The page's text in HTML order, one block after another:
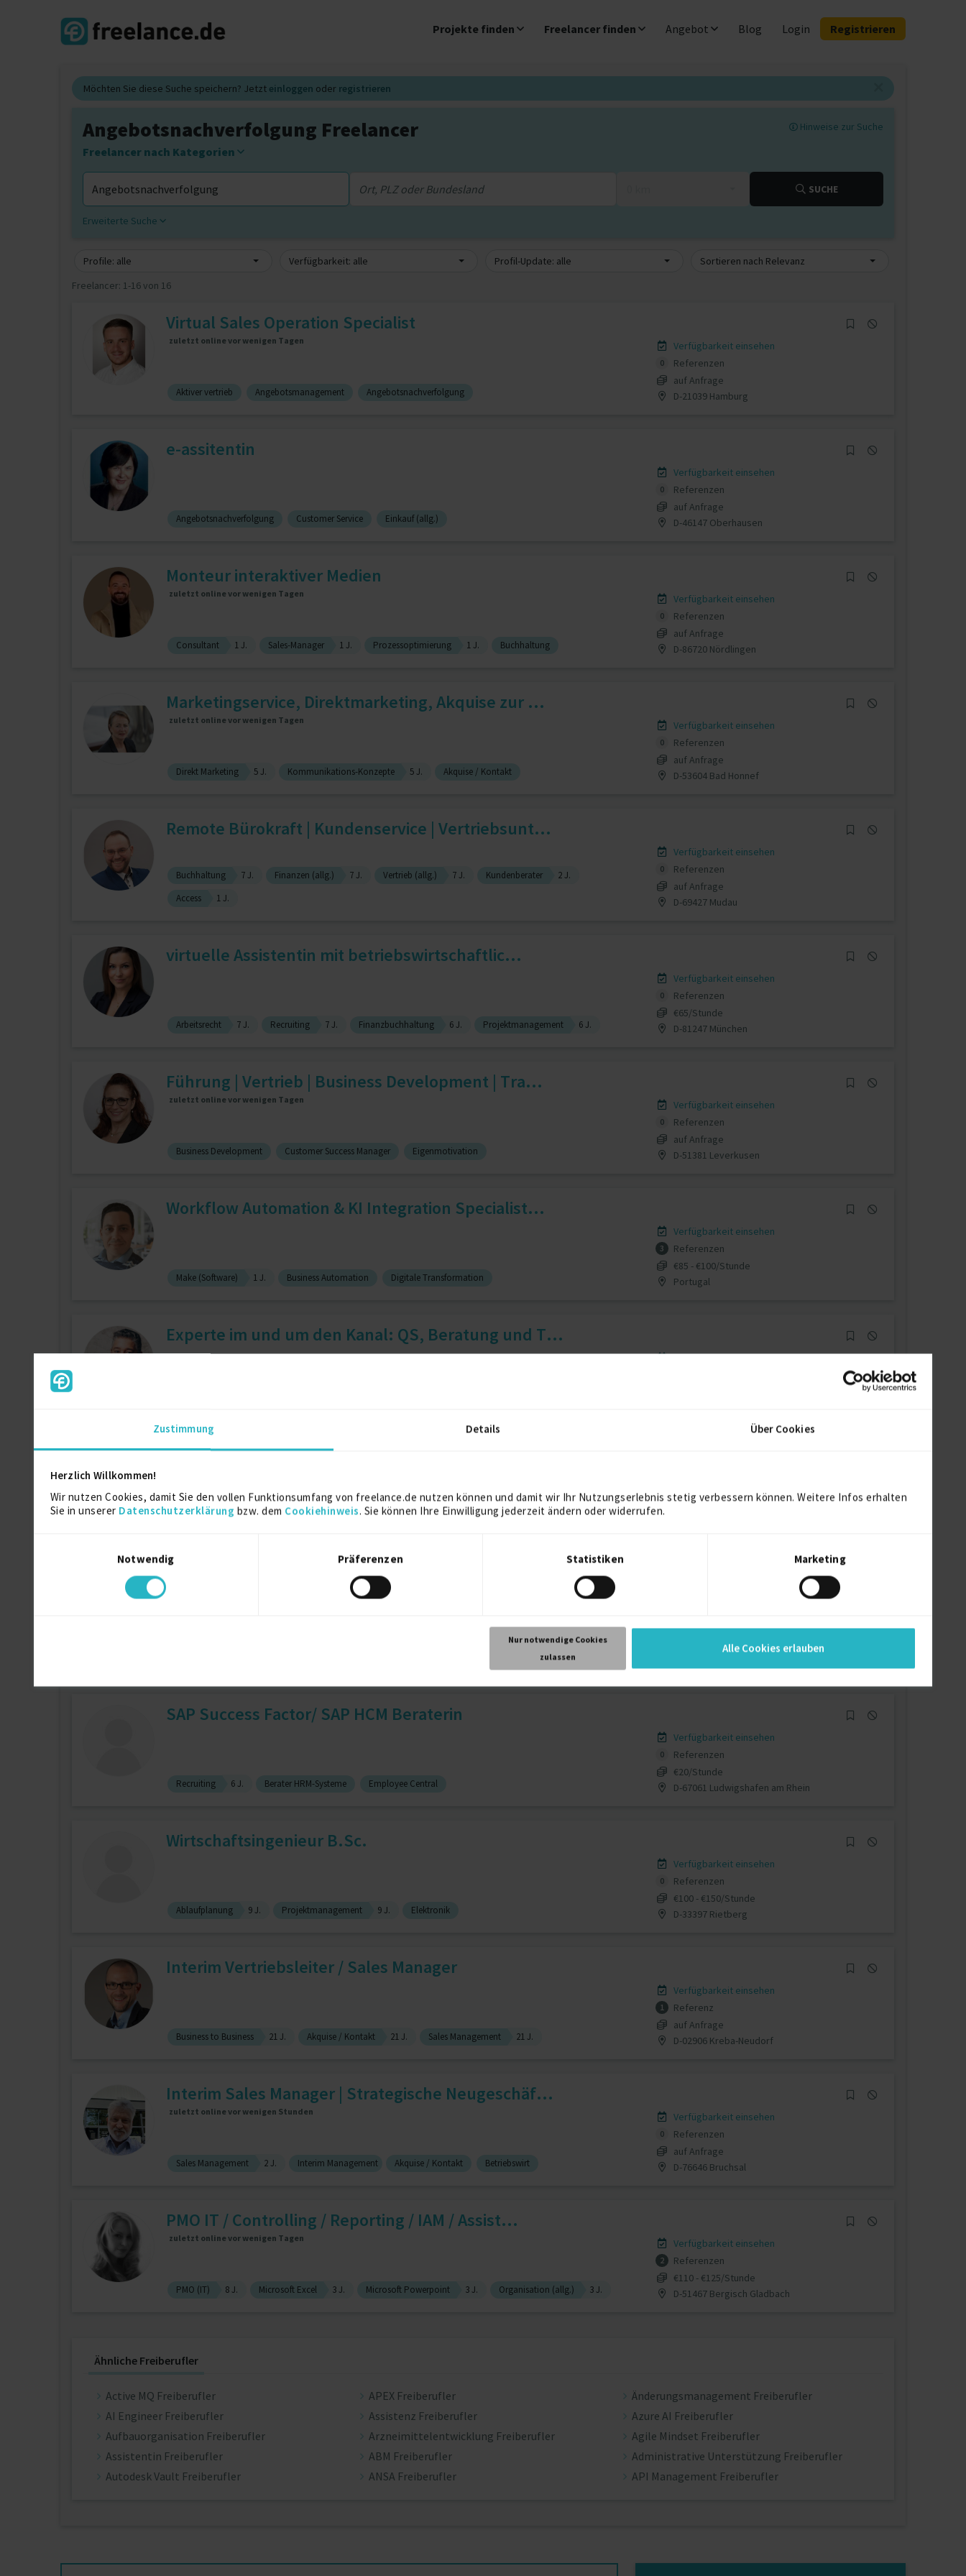
Zustimmung Details Über Cookies
Herzlich Willkommen!
Wir nutzen Cookies, damit Sie den vollen Funktionsumfang von freelance.de nutzen können und damit wir Ihr Nutzungserlebnis stetig verbessern können. Weitere Infos erhalten
Sie in unserer Datenschutzerklärung bzw. dem Cookiehinweis. Sie können Ihre Einwilligung jederzeit ändern oder widerrufen.
Notwendig
Präferenzen Statistiken Marketing
Nur notwendige Cookies
zulassen
Alle Cookies erlauben
Projekte finden Freelancer finden Angebot Blog Login Registrieren
Möchten Sie diese Suche speichern? Jetzt einloggen oder registrieren
Hinweise zur Suche
Angebotsnachverfolgung Freelancer
Freelancer nach Kategorien
SUCHE
Erweiterte Suche
Profile: alle Verfügbarkeit: alle Profil-Update: alle
Sortieren nach Relevanz
Freelancer: 1-16 von 16
Virtual Sales Operation Specialist
zuletzt online vor wenigen Tagen
Aktiver vertrieb Angebotsmanagement Angebotsnachverfolgung
Verfügbarkeit einsehen
0
Referenzen
auf Anfrage
D-21039 Hamburg
e-assitentin
Angebotsnachverfolgung Customer Service Einkauf (allg.)
Verfügbarkeit einsehen
0
Referenzen
auf Anfrage
D-46147 Oberhausen
Monteur interaktiver Medien
zuletzt online vor wenigen Tagen
Consultant 1 J. Sales-Manager 1 J. Prozessoptimierung 1 J. Buchhaltung
Verfügbarkeit einsehen
0
Referenzen
auf Anfrage
D-86720 Nördlingen
Marketingservice, Direktmarketing, Akquise zur ...
zuletzt online vor wenigen Tagen
Direkt Marketing 5 J. Kommunikations-Konzepte 5 J. Akquise / Kontakt
Verfügbarkeit einsehen
0
Referenzen
auf Anfrage
D-53604 Bad Honnef
Remote Bürokraft | Kundenservice | Vertriebsunt...
Buchhaltung 7 J. Finanzen (allg.) 7 J. Vertrieb (allg.) 7 J. Kundenberater
2 J.
Access
1 J.
Verfügbarkeit einsehen
0
Referenzen
auf Anfrage
D-69427 Mudau
virtuelle Assistentin mit betriebswirtschaftlic...
Arbeitsrecht 7 J. Recruiting 7 J. Finanzbuchhaltung 6 J. Projektmanagement 6 J.
Verfügbarkeit einsehen
0
Referenzen
€65/Stunde
D-81247 München
Führung | Vertrieb | Business Development | Tra...
zuletzt online vor wenigen Tagen
Business Development Customer Success Manager Eigenmotivation
Verfügbarkeit einsehen
0
Referenzen
auf Anfrage
D-51381 Leverkusen
Workflow Automation & KI Integration Specialist...
Make (Software) 1 J. Business Automation Digitale Transformation
Verfügbarkeit einsehen
3
Referenzen
€85 - €100/Stunde
Portugal
Experte im und um den Kanal: QS, Beratung und T...
Verfügbarkeit einsehen
0
Referenzen
Vertriebssteuerung und -optimierung
0
Referenzen
auf Anfrage
SAP Success Factor/ SAP HCM Beraterin
Recruiting 6 J. Berater HRM-Systeme Employee Central
Verfügbarkeit einsehen
0
Referenzen
€20/Stunde
D-67061 Ludwigshafen am Rhein
Wirtschaftsingenieur B.Sc.
Ablaufplanung 9 J. Projektmanagement 9 J. Elektronik
Verfügbarkeit einsehen
0
Referenzen
€100 - €150/Stunde
D-33397 Rietberg
Interim Vertriebsleiter / Sales Manager
Business to Business 21 J. Akquise / Kontakt 21 J. Sales Management 21 J.
Verfügbarkeit einsehen
1
Referenz
auf Anfrage
D-02906 Kreba-Neudorf
Interim Sales Manager | Strategische Neugeschäf...
zuletzt online vor wenigen Stunden
Sales Management 2 J. Interim Management Akquise / Kontakt Betriebswirt
Verfügbarkeit einsehen
0
Referenzen
auf Anfrage
D-76646 Bruchsal
PMO IT / Controlling / Reporting / IAM / Assist...
zuletzt online vor wenigen Tagen
PMO (IT) 8 J. Microsoft Excel 3 J. Microsoft Powerpoint 3 J. Organisation (allg.) 3 J.
Verfügbarkeit einsehen
2
Referenzen
€110 - €125/Stunde
D-51467 Bergisch Gladbach
Ähnliche Freiberufler
Active MQ Freiberufler APEX Freiberufler
Änderungsmanagement Freiberufler
AI Engineer Freiberufler
Assistenz Freiberufler
Azure AI Freiberufler
Aufbauorganisation Freiberufler
Arzneimittelentwicklung Freiberufler
Agile Mindset Freiberufler
Assistentin Freiberufler
ABM Freiberufler
Administrative Unterstützung Freiberufler
Autodesk Vault Freiberufler
ANSA Freiberufler API Management Freiberufler